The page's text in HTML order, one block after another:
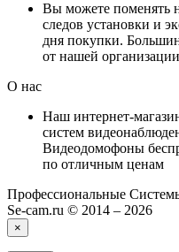
Вы можете поменять
следов установки и
дня покупки.
от нашей
О нас
Наш интернет-
систем
Видеодомофоны
по отличным ценам
Профессиональные
Se-cam.ru © 2014 – 2026
×